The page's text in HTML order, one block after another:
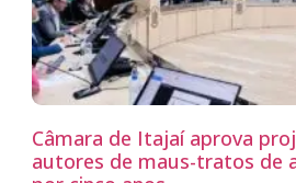
Câmara de Itajaí aprova
autores de maus-tratos de